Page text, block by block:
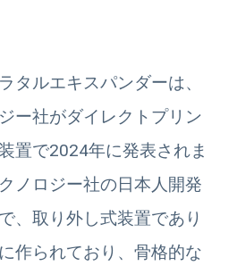
タルエキスパンダーは、
ー社がダイレクトプリン
置で2024年に発表されま
ノロジー社の日本人開発
、取り外し式装置であり
作られており、骨格的な